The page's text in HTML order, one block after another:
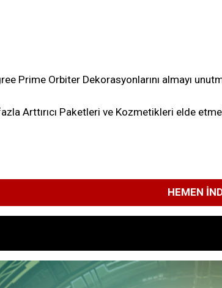
Prime Orbiter Dekorasyonlarını almayı
Arttırıcı Paketleri ve Kozmetikleri elde
HEMEN